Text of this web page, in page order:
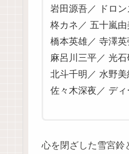
岩田源吾／ ドロ
柊カネ／ 五十嵐
橋本英雄／ 寺澤英
麻呂川三平／ 光石
北斗千明／ 水野美
佐々木深夜／ デ
心を閉ざした雪宮鈴